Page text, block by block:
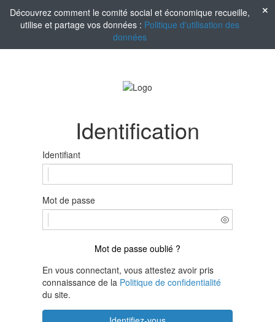
Découvrez comment le comité social et économique recueille,
utilise et partage vos données : Politique d'utilisation des
données
Identification
Identifiant
Mot de passe
Mot de passe oublié ?
En vous connectant, vous attestez avoir pris
connaissance de la Politique de confidentialité
du site.